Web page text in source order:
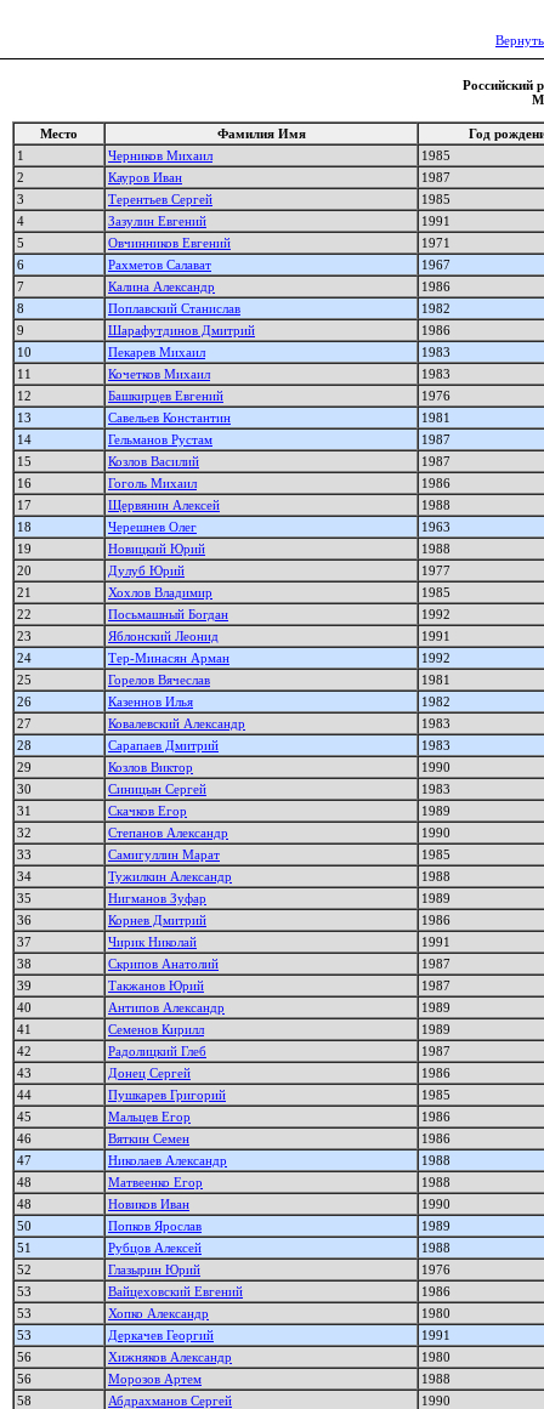
Российский
Место Фамилия Имя
Год
1
Черников Михаил
1985
2
Кауров Иван
1987
3
Терентьев Сергей
1985
4
Зазулин Евгений
1991
5
Овчинников Евгений
1971
6
Рахметов Салават
1967
7
Калина Александр
1986
8
Поплавский Станислав
1982
9
Шарафутдинов Дмитрий
1986
10
Пекарев Михаил
1983
11
Кочетков Михаил
1983
12
Башкирцев Евгений
1976
13
Савельев Константин
1981
14
Гельманов Рустам
1987
15
Козлов Василий
1987
16
Гоголь Михаил
1986
17
Щервянин Алексей
1988
18
Черешнев Олег
1963
19
Новицкий Юрий
1988
20
Дулуб Юрий
1977
21
Хохлов Владимир
1985
22
Посьмашный Богдан
1992
23
Яблонский Леонид
1991
24
Тер-Минасян Арман
1992
25
Горелов Вячеслав
1981
26
Казеннов Илья
1982
27
Ковалевский Александр
1983
28
Сарапаев Дмитрий
1983
29
Козлов Виктор
1990
30
Синицын Сергей
1983
31
Скачков Егор
1989
32
Степанов Александр
1990
33
Самигуллин Марат
1985
34
Тужилкин Александр
1988
35
Нигманов Зуфар
1989
36
Корнев Дмитрий
1986
37
Чирик Николай
1991
38
Скрипов Анатолий
1987
39
Такжанов Юрий
1987
40
Антипов Александр
1989
41
Семенов Кирилл
1989
42
Радолицкий Глеб
1987
43
Донец Сергей
1986
44
Пушкарев Григорий
1985
45
Мальцев Егор
1986
46
Вяткин Семен
1986
47
Николаев Александр
1988
48
Матвеенко Егор
1988
48
Новиков Иван
1990
50
Попков Ярослав
1989
51
Рубцов Алексей
1988
52
Глазырин Юрий
1976
53
Вайцеховский Евгений
1986
53
Хопко Александр
1980
53
Деркачев Георгий
1991
56
Хижняков Александр
1980
56
Морозов Артем
1988
58
Абдрахманов Сергей
1990